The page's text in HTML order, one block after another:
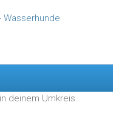
deinem Umkreis.